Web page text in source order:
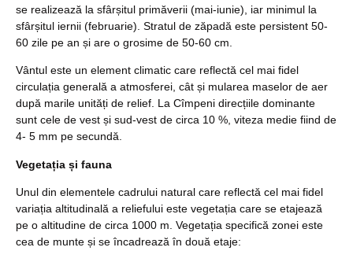
se realizează la sfârșitul primăverii (mai-iunie), iar minimul la
sfârșitul iernii (februarie). Stratul de zăpadă este persistent 50-
60 zile pe an și are o grosime de 50-60 cm.
Vântul este un element climatic care reflectă cel mai fidel
circulația generală a atmosferei, cât și mularea maselor de aer
după marile unități de relief. La Cîmpeni direcțiile dominante
sunt cele de vest și sud-vest de circa 10 %, viteza medie fiind de
4- 5 mm pe secundă.
Vegetația și fauna
Unul din elementele cadrului natural care reflectă cel mai fidel
variația altitudinală a reliefului este vegetația care se etajează
pe o altitudine de circa 1000 m. Vegetația specifică zonei este
cea de munte și se încadrează în două etaje: